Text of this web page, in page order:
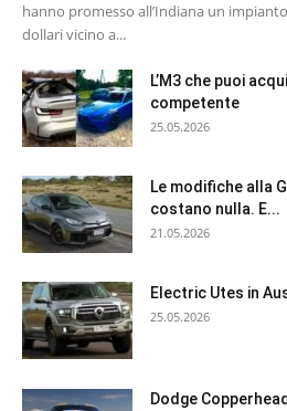
hanno promesso all’Indiana un
dollari vicino a...
L’M3 che puoi
competente
25.05.2026
Le modifiche alla
costano nulla. E...
21.05.2026
Electric Utes in
25.05.2026
Dodge